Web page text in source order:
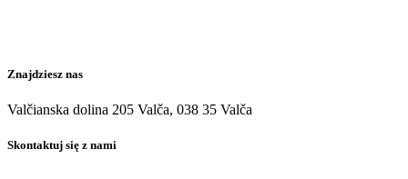
Znajdziesz nas
Valčianska dolina 205 Valča, 038 35 Valča
Skontaktuj się z nami